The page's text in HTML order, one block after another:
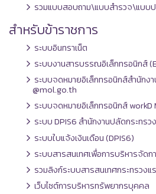
รวมแบบสอบถาม\แบบสำรวจ\แบบป
สำหรับข้าราชการ
ระบบอินทราเน็ต
ระบบงานสารบรรณอิเล็กทรอนิกส์
ระบบจดหมายอิเล็กทรอนิกส์สำนักง
@mol.go.th
ระบบจดหมายอิเล็กทรอนิกส์ workD
ระบบ DPIS6 สำนักงานปลัดกระทร
ระบบใบแจ้งเงินเดือน (DPIS6)
ระบบสารสนเทศเพื่อการบริหารจัด
รวมลิงก์ระบบสารสนเทศกระทรวงแ
เว็บไซต์การบริหารทรัพยากรบุคคล